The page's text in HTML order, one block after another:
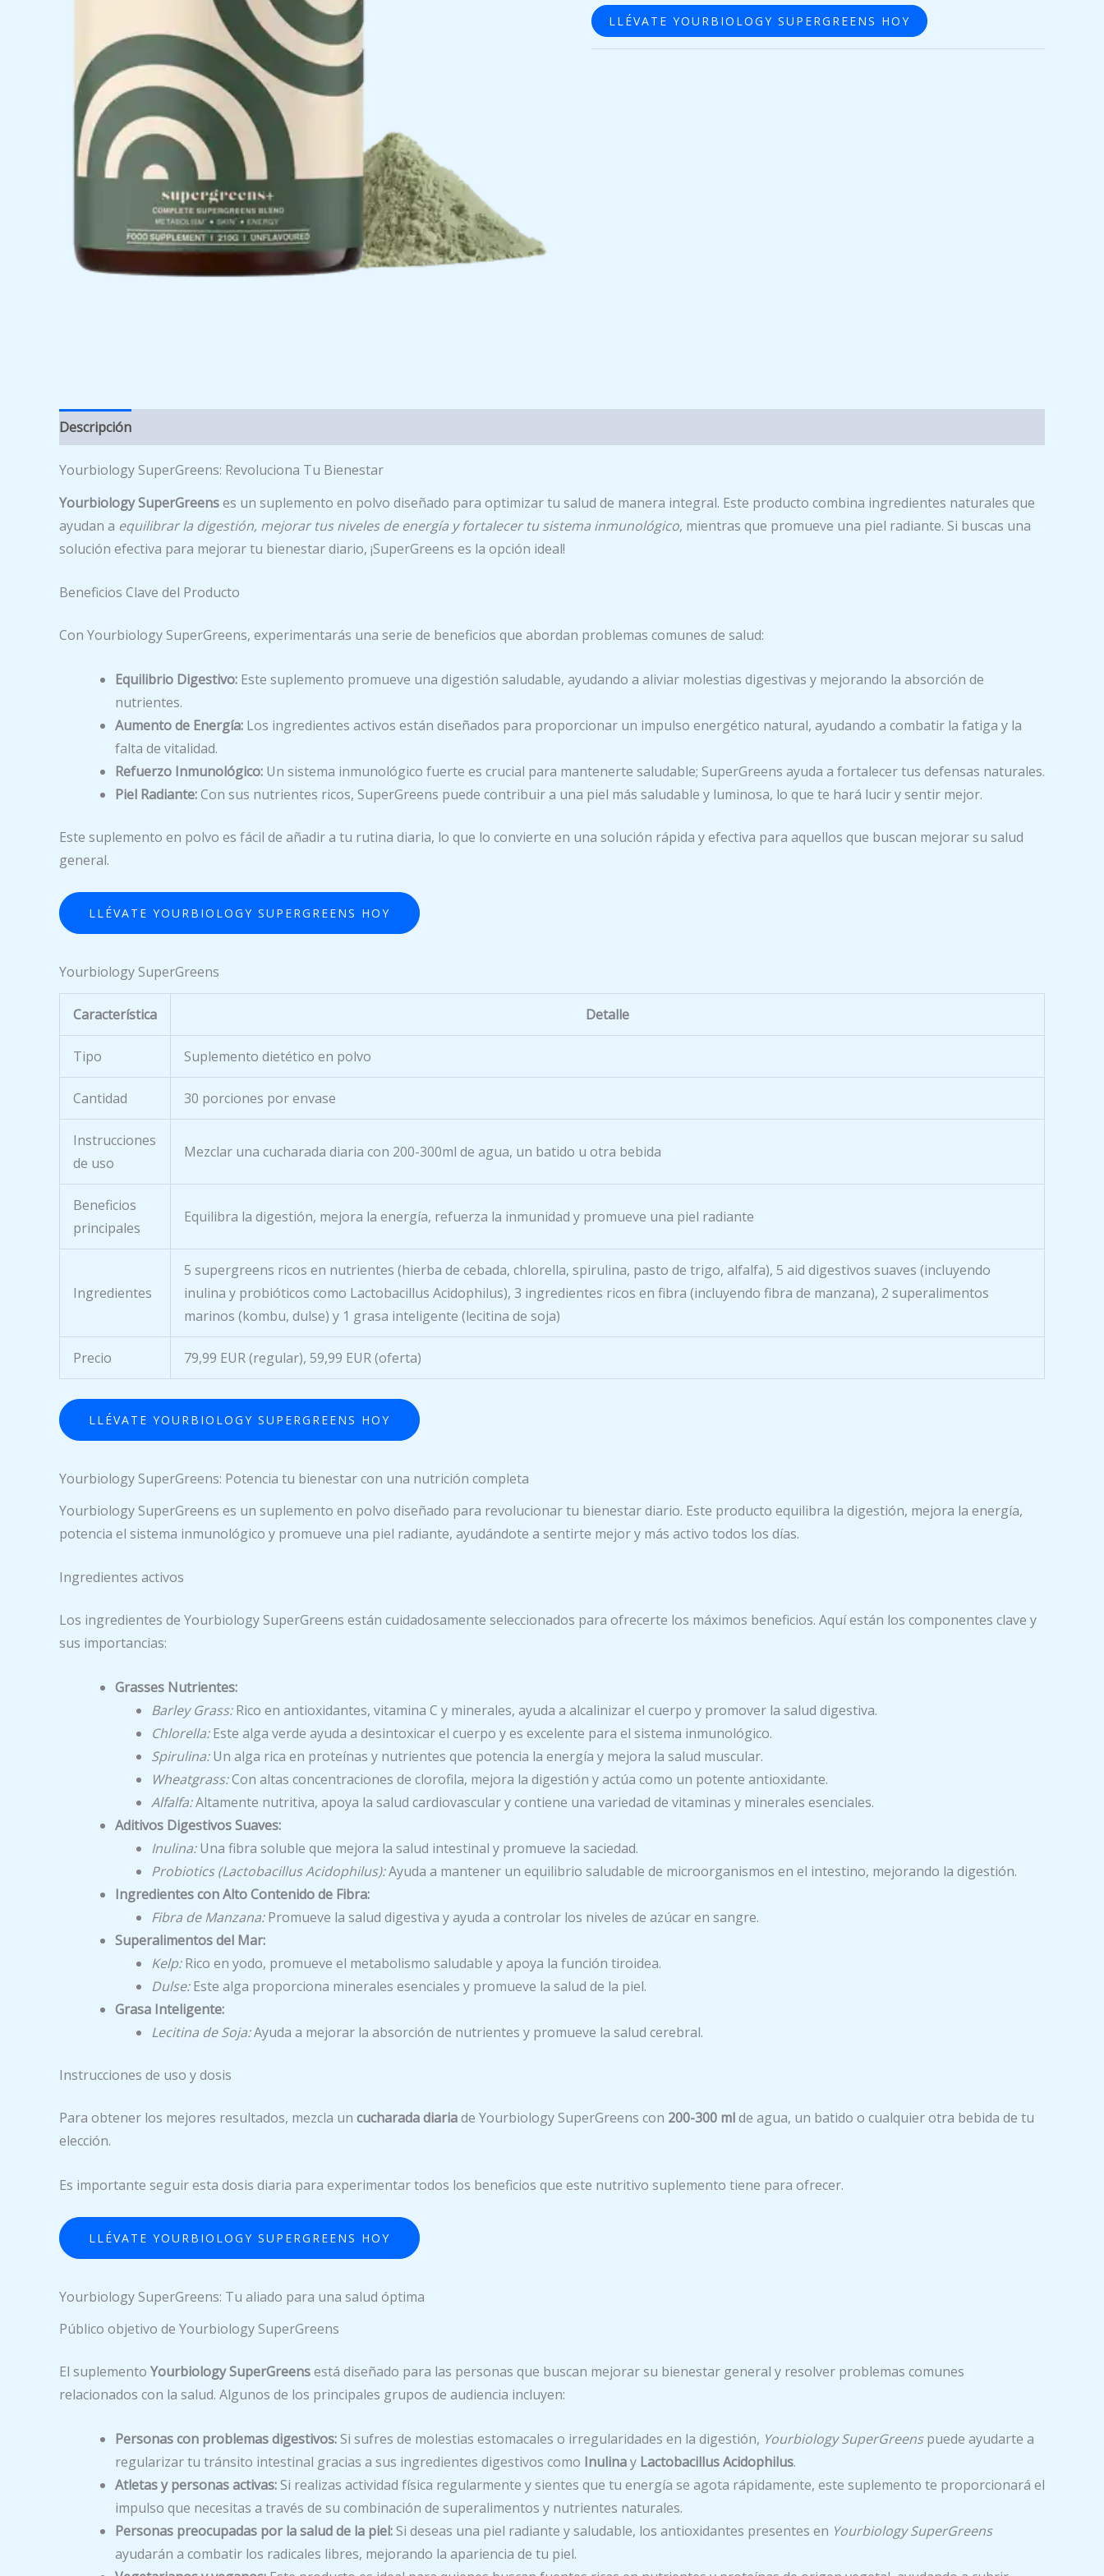
LLÉVATE YOURBIOLOGY SUPERGREENS HOY
Descripción
Yourbiology SuperGreens: Revoluciona Tu Bienestar
Yourbiology SuperGreenses un suplemento en polvo diseñado para optimizar tu salud de manera integral. Este producto combina ingredientes naturales que
ayudan a equilibrar la digestión, mejorar tus niveles de energía y fortalecer tu sistema inmunológico, mientras que promueve una piel radiante. Si buscas una
solución efectiva para mejorar tu bienestar diario, ¡SuperGreens es la opción ideal!
Beneficios Clave del Producto
Con Yourbiology SuperGreens, experimentarás una serie de beneficios que abordan problemas comunes de salud:
Equilibrio Digestivo: Este suplemento promueve una digestión saludable, ayudando a aliviar molestias digestivas y mejorando la absorción de
nutrientes.
Aumento de Energía: Los ingredientes activos están diseñados para proporcionar un impulso energético natural, ayudando a combatir la fatiga y la
falta de vitalidad.
Refuerzo Inmunológico: Un sistema inmunológico fuerte es crucial para mantenerte saludable; SuperGreens ayuda a fortalecer tus defensas naturales.
Piel Radiante:Con sus nutrientes ricos, SuperGreens puede contribuir a una piel más saludable y luminosa, lo que te hará lucir y sentir mejor.
Este suplemento en polvo es fácil de añadir a tu rutina diaria, lo que lo convierte en una solución rápida y efectiva para aquellos que buscan mejorar su salud
general.
LLÉVATE YOURBIOLOGY SUPERGREENS HOY
Yourbiology SuperGreens
Característica Detalle
Tipo Suplemento dietético en polvo
Cantidad 30 porciones por envase
Instrucciones
de uso
Mezclar una cucharada diaria con 200-300ml de agua, un batido u otra bebida
Beneficios
principales
Equilibra la digestión, mejora la energía, refuerza la inmunidad y promueve una piel radiante
Ingredientes
5 supergreens ricos en nutrientes (hierba de cebada, chlorella, spirulina, pasto de trigo, alfalfa), 5 aid digestivos suaves (incluyendo
inulina y probióticos como Lactobacillus Acidophilus), 3 ingredientes ricos en fibra (incluyendo fibra de manzana), 2 superalimentos
marinos (kombu, dulse) y 1 grasa inteligente (lecitina de soja)
Precio 79,99 EUR (regular), 59,99 EUR (oferta)
LLÉVATE YOURBIOLOGY SUPERGREENS HOY
Yourbiology SuperGreens: Potencia tu bienestar con una nutrición completa
Yourbiology SuperGreens es un suplemento en polvo diseñado para revolucionar tu bienestar diario. Este producto equilibra la digestión, mejora la energía,
potencia el sistema inmunológico y promueve una piel radiante, ayudándote a sentirte mejor y más activo todos los días.
Ingredientes activos
Los ingredientes de Yourbiology SuperGreens están cuidadosamente seleccionados para ofrecerte los máximos beneficios. Aquí están los componentes clave y
sus importancias:
Grasses Nutrientes:
Barley Grass:Rico en antioxidantes, vitamina C y minerales, ayuda a alcalinizar el cuerpo y promover la salud digestiva.
Chlorella:Este alga verde ayuda a desintoxicar el cuerpo y es excelente para el sistema inmunológico.
Spirulina:Un alga rica en proteínas y nutrientes que potencia la energía y mejora la salud muscular.
Wheatgrass:Con altas concentraciones de clorofila, mejora la digestión y actúa como un potente antioxidante.
Alfalfa:Altamente nutritiva, apoya la salud cardiovascular y contiene una variedad de vitaminas y minerales esenciales.
Aditivos Digestivos Suaves:
Inulina:Una fibra soluble que mejora la salud intestinal y promueve la saciedad.
Probiotics (Lactobacillus Acidophilus):Ayuda a mantener un equilibrio saludable de microorganismos en el intestino, mejorando la digestión.
Ingredientes con Alto Contenido de Fibra:
Fibra de Manzana:Promueve la salud digestiva y ayuda a controlar los niveles de azúcar en sangre.
Superalimentos del Mar:
Kelp:Rico en yodo, promueve el metabolismo saludable y apoya la función tiroidea.
Dulse:Este alga proporciona minerales esenciales y promueve la salud de la piel.
Grasa Inteligente:
Lecitina de Soja:Ayuda a mejorar la absorción de nutrientes y promueve la salud cerebral.
Instrucciones de uso y dosis
Para obtener los mejores resultados, mezcla un cucharada diariade Yourbiology SuperGreens con 200-300 mlde agua, un batido o cualquier otra bebida de tu
elección.
Es importante seguir esta dosis diaria para experimentar todos los beneficios que este nutritivo suplemento tiene para ofrecer.
LLÉVATE YOURBIOLOGY SUPERGREENS HOY
Yourbiology SuperGreens: Tu aliado para una salud óptima
Público objetivo de Yourbiology SuperGreens
El suplemento Yourbiology SuperGreensestá diseñado para las personas que buscan mejorar su bienestar general y resolver problemas comunes
relacionados con la salud. Algunos de los principales grupos de audiencia incluyen:
Personas con problemas digestivos:Si sufres de molestias estomacales o irregularidades en la digestión, Yourbiology SuperGreenspuede ayudarte a
regularizar tu tránsito intestinal gracias a sus ingredientes digestivos como Inulinay Lactobacillus Acidophilus.
Atletas y personas activas:Si realizas actividad física regularmente y sientes que tu energía se agota rápidamente, este suplemento te proporcionará el
impulso que necesitas a través de su combinación de superalimentos y nutrientes naturales.
Personas preocupadas por la salud de la piel:Si deseas una piel radiante y saludable, los antioxidantes presentes en Yourbiology SuperGreens
ayudarán a combatir los radicales libres, mejorando la apariencia de tu piel.